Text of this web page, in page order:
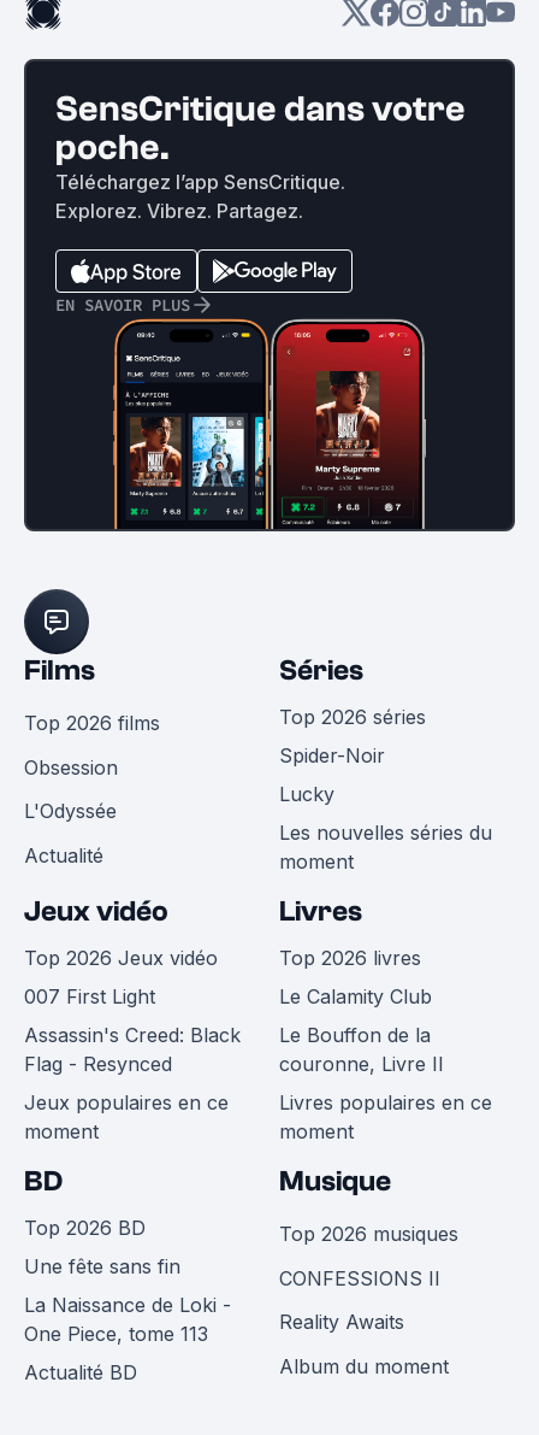
SensCritique dans votre
poche.
Téléchargez l’app SensCritique.
Explorez. Vibrez. Partagez.
EN SAVOIR PLUS
Films
Top 2026 films
Obsession
L'Odyssée
Actualité
Séries
Top 2026 séries
Spider-Noir
Lucky
Les nouvelles séries du
moment
Jeux vidéo
Top 2026 Jeux vidéo
007 First Light
Assassin's Creed: Black
Flag - Resynced
Jeux populaires en ce
moment
Livres
Top 2026 livres
Le Calamity Club
Le Bouffon de la
couronne, Livre II
Livres populaires en ce
moment
BD
Top 2026 BD
Une fête sans fin
La Naissance de Loki -
One Piece, tome 113
Actualité BD
Musique
Top 2026 musiques
CONFESSIONS II
Reality Awaits
Album du moment